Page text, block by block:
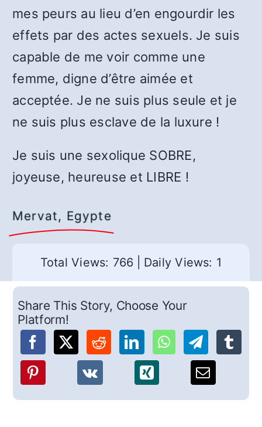
mes peurs au lieu d’en engourdir les
effets par des actes sexuels. Je suis
capable de me voir comme une
femme, digne d’être aimée et
acceptée. Je ne suis plus seule et je
ne suis plus esclave de la luxure !
Je suis une sexolique SOBRE,
joyeuse, heureuse et LIBRE !
Mervat, Egypte
Total Views: 766 Daily Views: 1
Share This Story, Choose Your
Platform!